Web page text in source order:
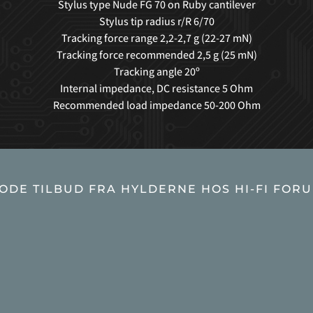
Stylus type Nude FG 70 on Ruby cantilever
Stylus tip radius r/R 6/70
Tracking force range 2,2-2,7 g (22-27 mN)
Tracking force recommended 2,5 g (25 mN)
Tracking angle 20º
Internal impedance, DC resistance 5 Ohm
Recommended load impedance 50-200 Ohm
TILBUD FRA HYLDERNE HOS HI-FI